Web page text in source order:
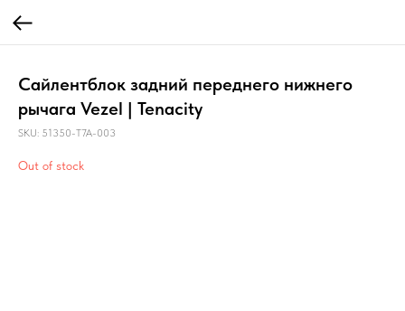
Сайлентблок задний переднего нижнего
рычага Vezel | Tenacity
SKU: 51350-T7A-003
Out of stock